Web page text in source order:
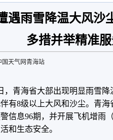
雨雪降温大风沙
多措并举精准
国天气网青海站
，青海省大部出现明显雨雪
有8级以上大风和沙尘。青海
信息96期，并开展飞机增雨
和生态安全。